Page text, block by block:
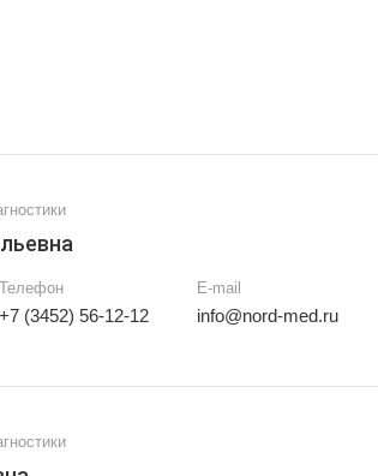
Телефон
+7 (3452) 56-12-12
E-mail
info@nord-med.ru